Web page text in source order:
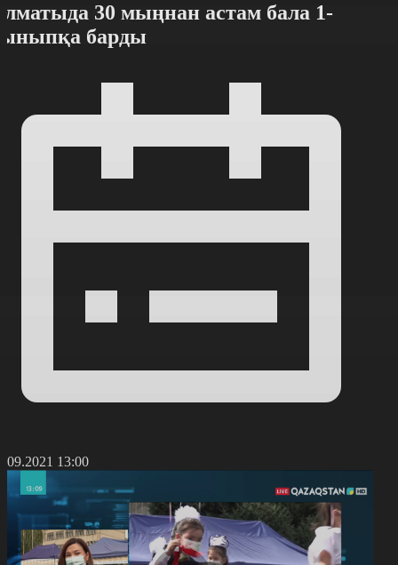
30 мыңнан астам бала 1-
барды
13:00